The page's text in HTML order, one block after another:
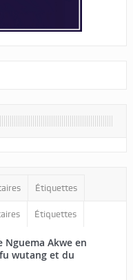
Étiquettes
Étiquettes
Akwe en
wutang et du